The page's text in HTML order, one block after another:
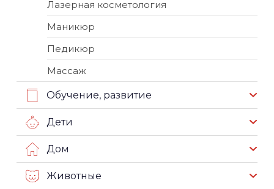
Лазерная косметология
Маникюр
Педикюр
Массаж
Обучение, развитие
Дети
Дом
Животные